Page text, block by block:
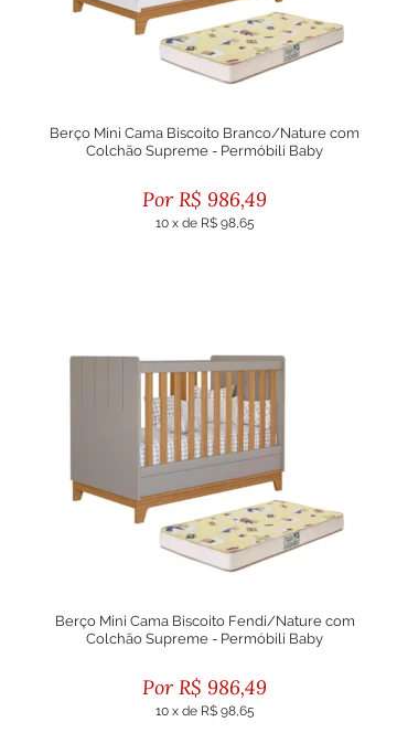
Berço Mini Cama Biscoito Branco/Nature com
Colchão Supreme - Permóbili Baby
R$ 986,49
10 x de R$ 98,65
Berço Mini Cama Biscoito Fendi/Nature com
Colchão Supreme - Permóbili Baby
R$ 986,49
10 x de R$ 98,65